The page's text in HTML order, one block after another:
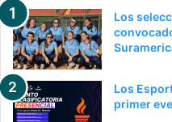
Los
Los
primer